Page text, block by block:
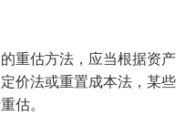
重估方法，应当根据资产
价法或重置成本法，某些
估。